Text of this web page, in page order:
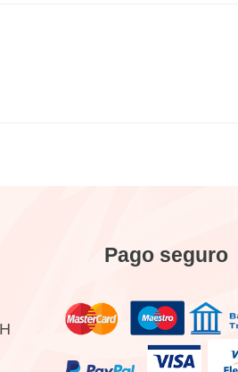
Pago seguro